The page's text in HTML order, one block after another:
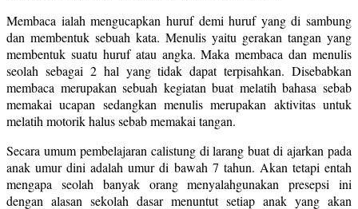
Membaca ialah mengucapkan huruf demi huruf yang di sambung
dan membentuk sebuah kata. Menulis yaitu gerakan tangan yang
membentuk suatu huruf atau angka. Maka membaca dan menulis
seolah sebagai 2 hal yang tidak dapat terpisahkan. Disebabkan
membaca merupakan sebuah kegiatan buat melatih bahasa sebab
memakai ucapan sedangkan menulis merupakan aktivitas untuk
melatih motorik halus sebab memakai tangan.
Secara umum pembelajaran calistung di larang buat di ajarkan pada
anak umur dini adalah umur di bawah 7 tahun. Akan tetapi entah
mengapa seolah banyak orang menyalahgunakan presepsi ini
dengan alasan sekolah dasar menuntut setiap anak yang akan